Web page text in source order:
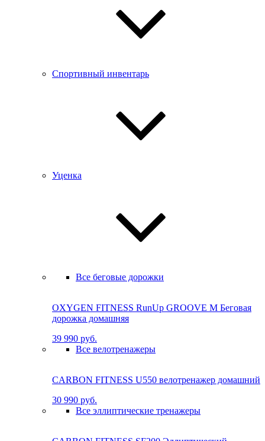
Спортивный инвентарь
Уценка
Все беговые дорожки
OXYGEN FITNESS RunUp GROOVE M Бе­го­вая
до­рож­ка до­маш­няя
39 990 руб.
Все велотренажеры
CARBON FITNESS U550 велотренажер домашний
30 990 руб.
Все эллиптические тренажеры